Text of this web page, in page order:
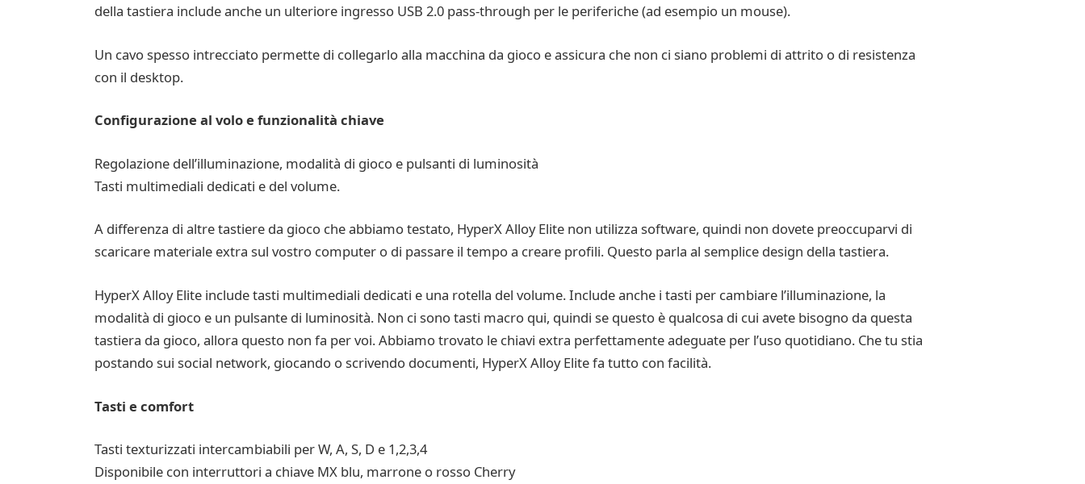
della tastiera include anche un ulteriore ingresso USB 2.0 pass-through per le periferiche (ad esempio un mouse).
Un cavo spesso intrecciato permette di collegarlo alla macchina da gioco e assicura che non ci siano problemi di attrito o di resistenza
con il desktop.
Configurazione al volo e funzionalità chiave
Regolazione dell’illuminazione, modalità di gioco e pulsanti di luminosità
Tasti multimediali dedicati e del volume.
A differenza di altre tastiere da gioco che abbiamo testato, HyperX Alloy Elite non utilizza software, quindi non dovete preoccuparvi di
scaricare materiale extra sul vostro computer o di passare il tempo a creare profili. Questo parla al semplice design della tastiera.
HyperX Alloy Elite include tasti multimediali dedicati e una rotella del volume. Include anche i tasti per cambiare l’illuminazione, la
modalità di gioco e un pulsante di luminosità. Non ci sono tasti macro qui, quindi se questo è qualcosa di cui avete bisogno da questa
tastiera da gioco, allora questo non fa per voi. Abbiamo trovato le chiavi extra perfettamente adeguate per l’uso quotidiano. Che tu stia
postando sui social network, giocando o scrivendo documenti, HyperX Alloy Elite fa tutto con facilità.
Tasti e comfort
Tasti texturizzati intercambiabili per W, A, S, D e 1,2,3,4
Disponibile con interruttori a chiave MX blu, marrone o rosso Cherry